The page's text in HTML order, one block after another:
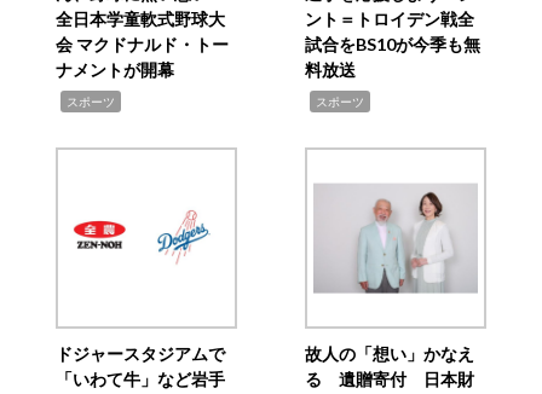
全日本学童軟式野球大
会 マクドナルド・トー
ナメントが開幕
スポーツ
ント＝トロイデン戦全
試合をBS10が今季も無
料放送
スポーツ
ドジャースタジアムで
「いわて牛」など岩手
故人の「想い」かなえ
る 遺贈寄付 日本財